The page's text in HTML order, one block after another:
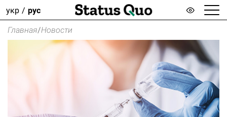
укр рус
Главная/Новости